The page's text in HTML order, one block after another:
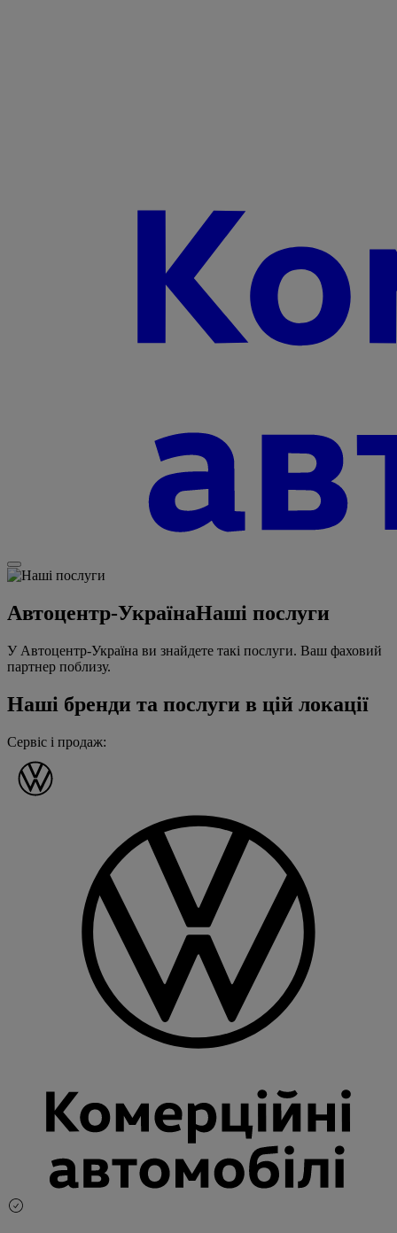
Автоцентр-УкраїнаНаші послуги
У Автоцентр-Україна ви знайдете такі послуги. Ваш фаховий
партнер поблизу.
Наші бренди та послуги в цій локації
Сервіс і продаж: